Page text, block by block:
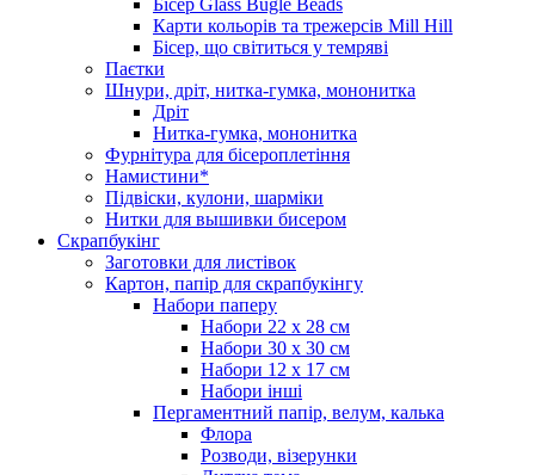
Карти кольорів та трежерсів Mill Hill
Бісер, що світиться у темряві
Паєтки
Шнури, дріт, нитка-гумка, мононитка
Дріт
Нитка-гумка, мононитка
Фурнітура для бісероплетіння
Намистини*
Підвіски, кулони, шарміки
Нитки для вышивки бисером
Скрапбукінг
Заготовки для листівок
Картон, папір для скрапбукінгу
Набори паперу
Набори 22 х 28 см
Набори 30 х 30 см
Набори 12 х 17 см
Набори інші
Пергаментний папір, велум, калька
Флора
Розводи, візерунки